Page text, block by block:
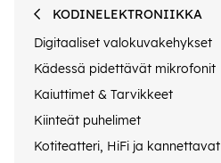
KODINELEKTRONIIKKA
Digitaaliset valokuvakehykset
Kädessä pidettävät mikrofonit
Kaiuttimet & Tarvikkeet
Kiinteät puhelimet
Kotiteatteri, HiFi ja kannettavat